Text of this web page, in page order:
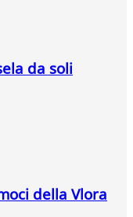
da soli
della Vlora